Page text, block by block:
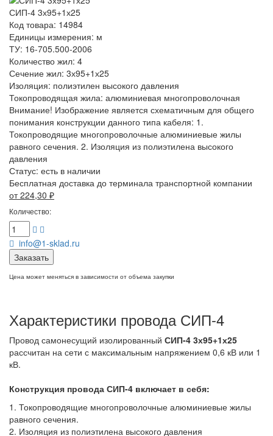
СИП-4 3х95+1х25
Код товара: 14984
Единицы измерения: м
ТУ: 16-705.500-2006
Количество жил: 4
Сечение жил: 3х95+1х25
Изоляция: полиэтилен высокого давления
Токопроводящая жила: алюминиевая многопроволочная
Внимание! Изображение является схематичным для общего
понимания конструкции данного типа кабеля: 1.
Токопроводящие многопроволочные алюминиевые жилы
равного сечения. 2. Изоляция из полиэтилена высокого
давления
Статус: есть в наличии
Бесплатная доставка до терминала транспортной компании
от 224,30 ₽
Количество:
info@1-sklad.ru
Заказать
Цена может меняться в зависимости от объема закупки
Характеристики провода СИП-4
Провод самонесущий изолированный СИП-4 3х95+1х25
рассчитан на сети с максимальным напряжением 0,6 кВ или 1
кВ.
Конструкция провода СИП-4 включает в себя:
1. Токопроводящие многопроволочные алюминиевые жилы
равного сечения.
2. Изоляция из полиэтилена высокого давления